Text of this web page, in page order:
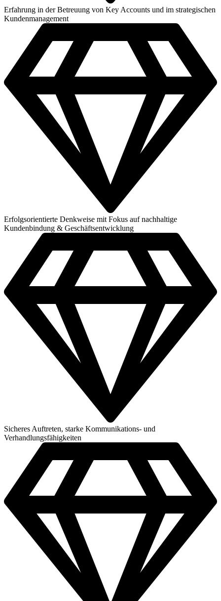
Erfahrung in der Betreuung von Key Accounts und im strategischen
Kundenmanagement
Erfolgsorientierte Denkweise mit Fokus auf nachhaltige
Kundenbindung & Geschäftsentwicklung
Sicheres Auftreten, starke Kommunikations- und
Verhandlungsfähigkeiten